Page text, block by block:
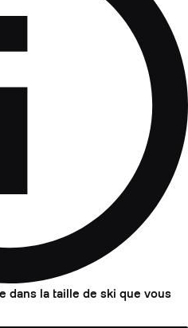
dans la taille de ski que vous